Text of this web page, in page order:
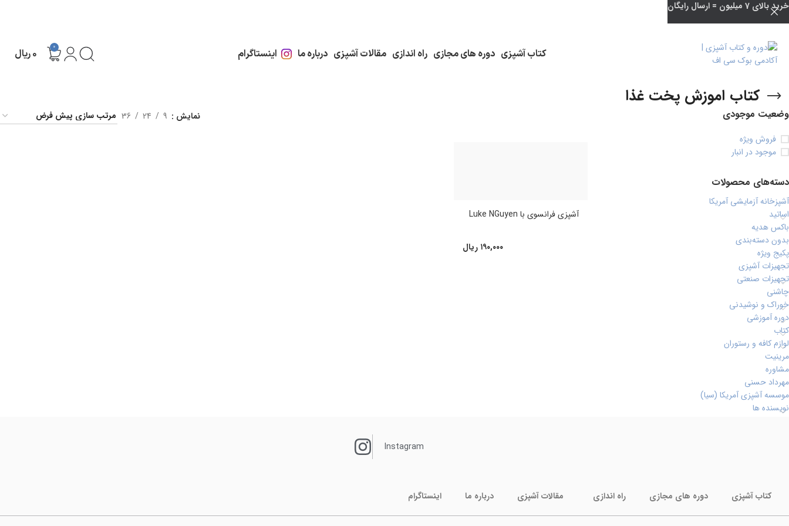
کتاب آشپزی دوره های مجازی راه اندازی مقالات آشپزی درباره ما اینستاگرام 0 ۰ریال
کتاب اموزش پخت غذا
وضعیت موجودی
فروش ویژه
موجود در انبار
دسته‌های محصولات
آشپزخانه آزمایشی آمریکا
اساتید
باکس هدیه
بدون دسته‌بندی
پکیج ویژه
تجهیزات آشپزی
تجهیزات صنعتی
چاشنی
خوراک و نوشیدنی
دوره آموزشی
کتاب
لوازم کافه و رستوران
مرینیت
مشاوره
مهرداد حسنی
موسسه آشپزی آمریکا (سیا)
نویسنده ها
نمایش 9
24
36
آشپزی فرانسوی با Luke NGuyen
۱۹۰,۰۰۰ ریال
Instagram
کتاب آشپزی دوره های مجازی راه اندازی مقالات آشپزی درباره ما اینستاگرام
خرید بالای 7 میلیون = ارسال رایگان